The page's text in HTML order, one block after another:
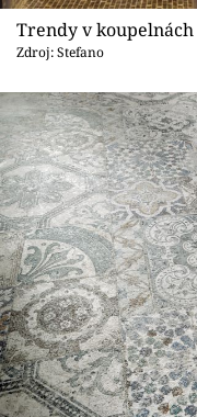
Sledujte nás
Trendy v koupelnách
Zdroj: Stefano